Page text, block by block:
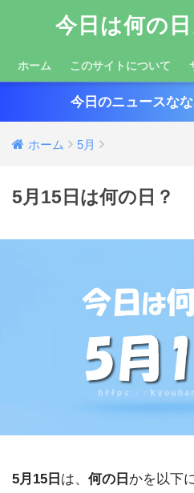
今日は何の
ホーム このサイトについて
今日のニュースな
ホーム 5月
5月15日は何の日？
5月15日 は、 何の日 かを以下